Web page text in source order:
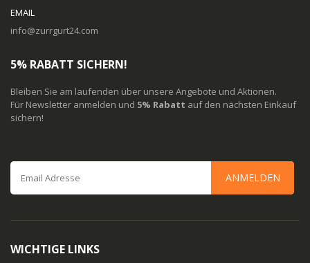
EMAIL
info@zurrgurt24.com
5% RABATT SICHERN!
Bleiben Sie am laufenden über unsere Angebote und Aktionen.
Für Newsletter anmelden und 5% Rabatt auf den nächsten Einkauf
sichern!
ANMELDEN
WICHTIGE LINKS